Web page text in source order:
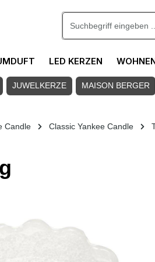
LED KERZEN
JUWELKERZE MAISON BERGER
Candle Classic Yankee Candle